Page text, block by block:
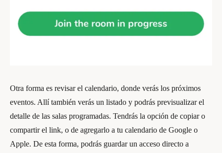
Otra forma es revisar el calendario, donde verás los próximos
eventos. Allí también verás un listado y podrás previsualizar el
detalle de las salas programadas. Tendrás la opción de copiar o
compartir el link, o de agregarlo a tu calendario de Google o
Apple. De esta forma, podrás guardar un acceso directo a